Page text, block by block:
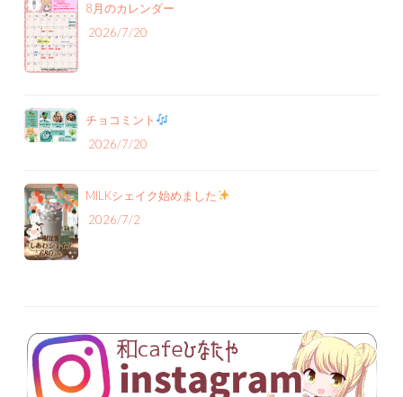
8月のカレンダー
2026/7/20
チョコミント
2026/7/20
MILKシェイク始めました
2026/7/2